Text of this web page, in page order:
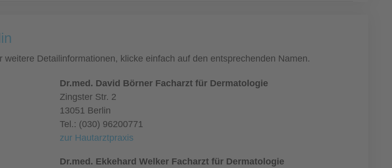
Detailinformationen, klicke einfach auf den entsprechenden Namen.
Dr.med. David Börner Facharzt für Dermatologie
Zingster Str. 2
13051 Berlin
Tel.: (030) 96200771
zur Hautarztpraxis
Dr.med. Ekkehard Welker Facharzt für Dermatologie